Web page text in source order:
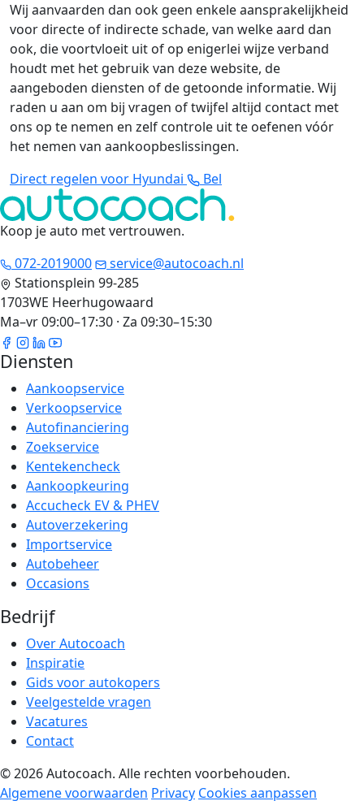
Wij aanvaarden dan ook geen enkele aansprakelijkheid
voor directe of indirecte schade, van welke aard dan
ook, die voortvloeit uit of op enigerlei wijze verband
houdt met het gebruik van deze website, de
aangeboden diensten of de getoonde informatie. Wij
raden u aan om bij vragen of twijfel altijd contact met
ons op te nemen en zelf controle uit te oefenen vóór
het nemen van aankoopbeslissingen.
Direct regelen voor Hyundai
Bel
Koop je auto met vertrouwen.
072-2019000
service@autocoach.nl
Stationsplein 99-285
1703WE Heerhugowaard
Ma–vr 09:00–17:30 · Za 09:30–15:30
Diensten
Aankoopservice
Verkoopservice
Autofinanciering
Zoekservice
Kentekencheck
Aankoopkeuring
Accucheck EV & PHEV
Autoverzekering
Importservice
Autobeheer
Occasions
Bedrijf
Over Autocoach
Inspiratie
Gids voor autokopers
Veelgestelde vragen
Vacatures
Contact
© 2026 Autocoach. Alle rechten voorbehouden.
Algemene voorwaarden Privacy Cookies aanpassen